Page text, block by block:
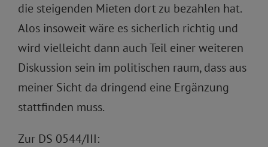
die steigenden Mieten dort zu bezahlen hat.
Alos insoweit wäre es sicherlich richtig und
wird vielleicht dann auch Teil einer weiteren
Diskussion sein im politischen raum, dass aus
meiner Sicht da dringend eine Ergänzung
stattfinden muss.
Zur DS 0544/III: